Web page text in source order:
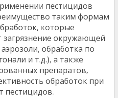
пестицидов
таким формам
которые
окружающей
обработка по
и т.д.), а также
препаратов,
обработок при
пестицидов.